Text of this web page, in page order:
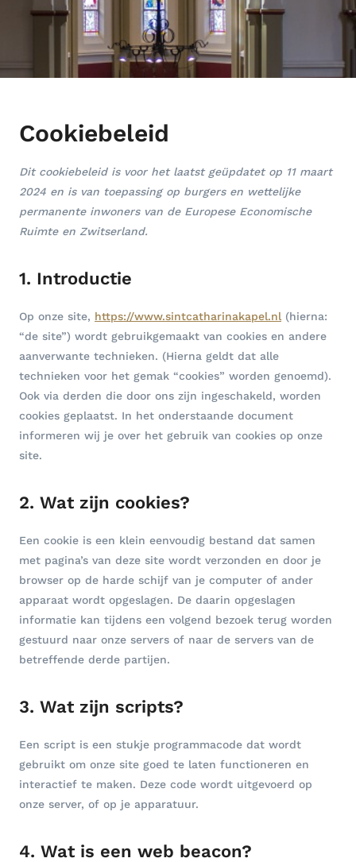
Cookiebeleid
Dit cookiebeleid is voor het laatst geüpdatet op 11 maart
2024 en is van toepassing op burgers en wettelijke
permanente inwoners van de Europese Economische
Ruimte en Zwitserland.
1. Introductie
Op onze site, https://www.sintcatharinakapel.nl (hierna:
“de site”) wordt gebruikgemaakt van cookies en andere
aanverwante technieken. (Hierna geldt dat alle
technieken voor het gemak “cookies” worden genoemd).
Ook via derden die door ons zijn ingeschakeld, worden
cookies geplaatst. In het onderstaande document
informeren wij je over het gebruik van cookies op onze
site.
2. Wat zijn cookies?
Een cookie is een klein eenvoudig bestand dat samen
met pagina’s van deze site wordt verzonden en door je
browser op de harde schijf van je computer of ander
apparaat wordt opgeslagen. De daarin opgeslagen
informatie kan tijdens een volgend bezoek terug worden
gestuurd naar onze servers of naar de servers van de
betreffende derde partijen.
3. Wat zijn scripts?
Een script is een stukje programmacode dat wordt
gebruikt om onze site goed te laten functioneren en
interactief te maken. Deze code wordt uitgevoerd op
onze server, of op je apparatuur.
4. Wat is een web beacon?